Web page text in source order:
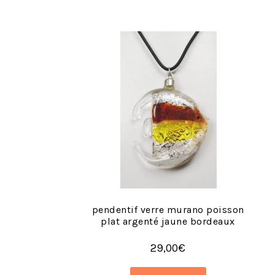
pendentif verre murano poisson
plat argenté jaune bordeaux
29,00€